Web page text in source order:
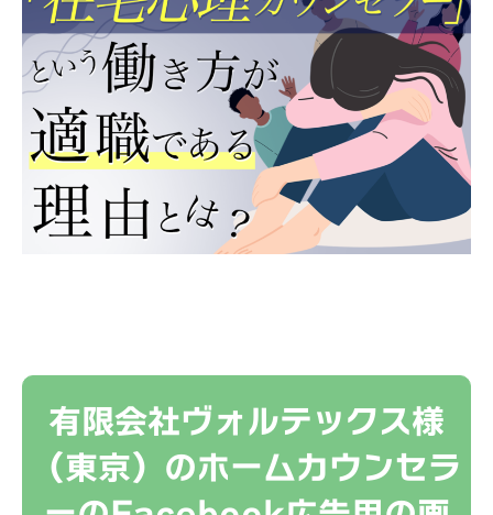
有限会社ヴォルテックス様
（東京）のホームカウンセラ